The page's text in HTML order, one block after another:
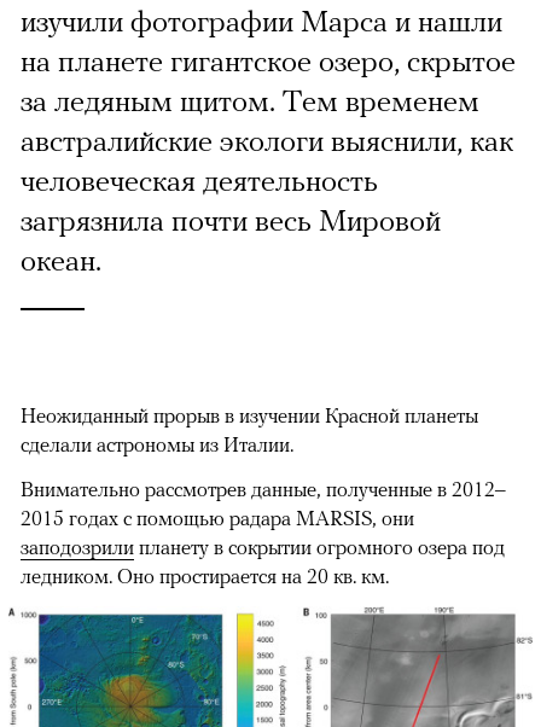
изучили фотографии Марса и нашли
на планете гигантское озеро, скрытое
за ледяным щитом. Тем временем
австралийские экологи выяснили, как
человеческая деятельность
загрязнила почти весь Мировой
океан.
Неожиданный прорыв в изучении Красной планеты
сделали астрономы из Италии.
Внимательно рассмотрев данные, полученные в 2012–
2015 годах с помощью радара MARSIS, они
заподозрили планету в сокрытии огромного озера под
ледником. Оно простирается на 20 кв. км.